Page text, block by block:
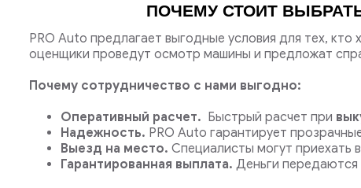
ПОЧЕМУ СТОИТ
PRO Auto предлагает выгодные условия для тех, кто
оценщики проведут осмотр машины и предложат
Почему сотрудничество с нами выгодно:
Оперативный расчет. Быстрый расчет при
Надежность. PRO Auto гарантирует
Выезд на место. Специалисты могут приехать
Гарантированная выплата. Деньги передаются